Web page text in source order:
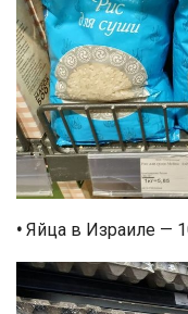
• Яйца в Израиле —